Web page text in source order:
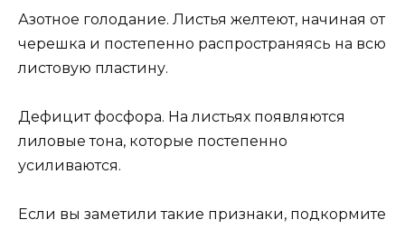
Азотное голодание. Листья желтеют, начиная от
черешка и постепенно распространяясь на всю
листовую пластину.
Дефицит фосфора. На листьях появляются
лиловые тона, которые постепенно
усиливаются.
Если вы заметили такие признаки, подкормите